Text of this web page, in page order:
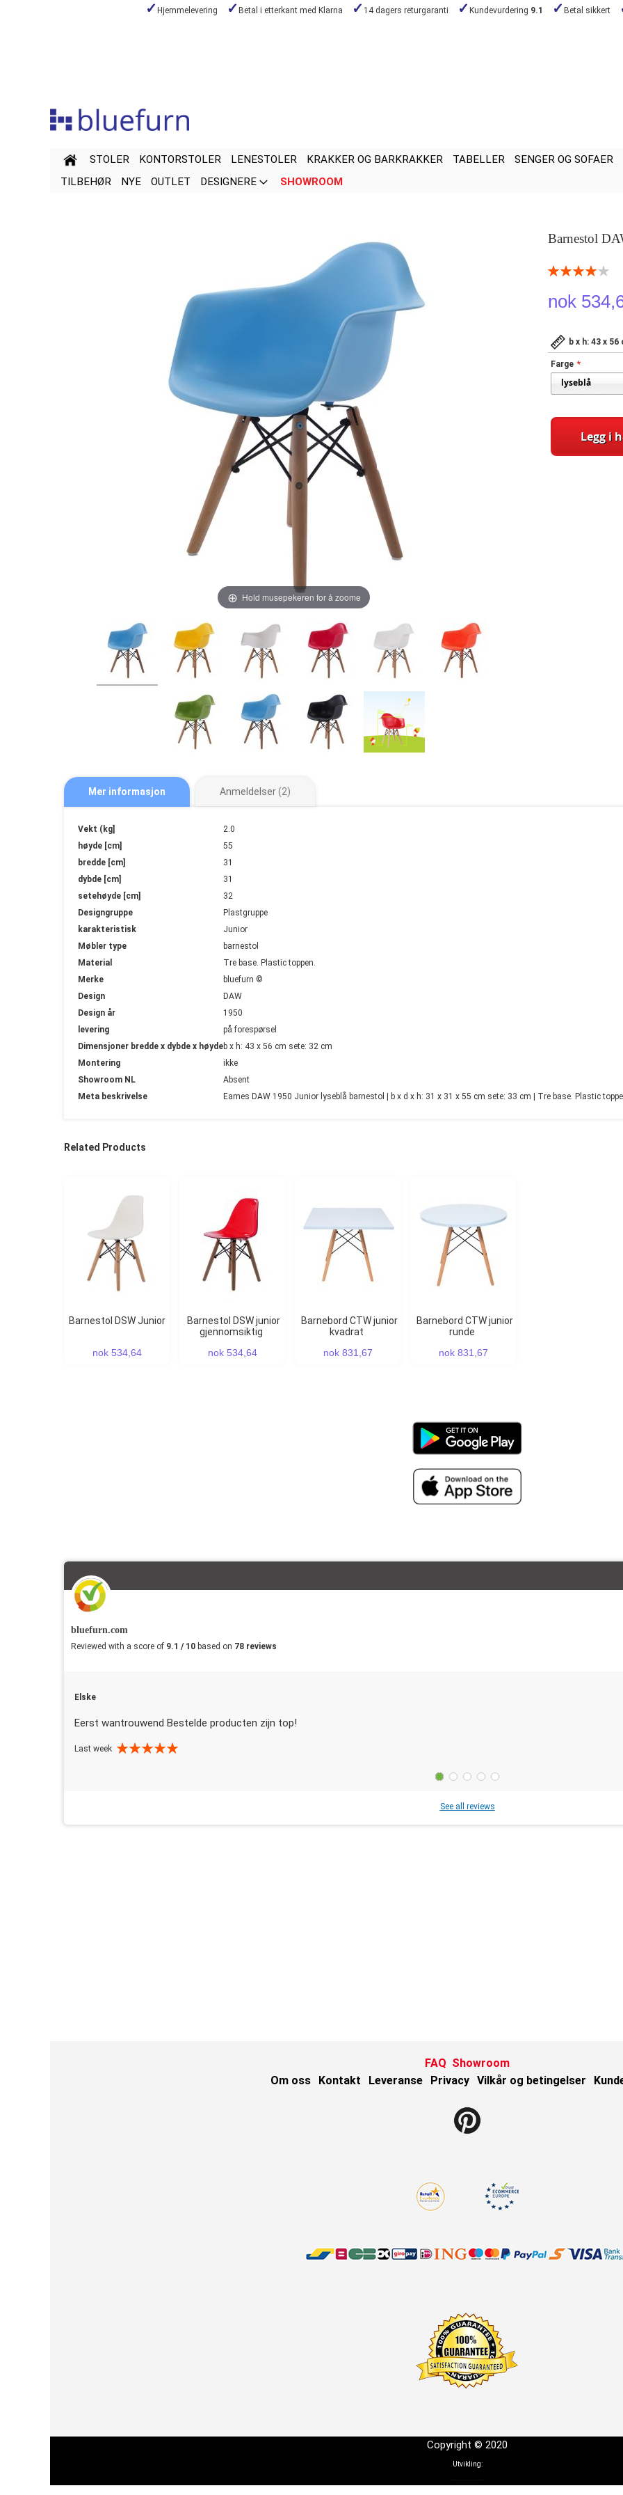
Hjemmelevering Betal i etterkant med Klarna 14 dagers returgaranti Kundevurdering 9.1 Betal sikkert
STOLER KONTORSTOLER LENESTOLER KRAKKER OG BARKRAKKER TABELLER
SENGER OG SOFAER
TILBEHØR
NYE OUTLET DESIGNERE SHOWROOM
Barnestol
Rating:
nok
b x h: 43 x
Farge
Legg i
Hold musepekeren for å zoome
Mer informasjon
Mer
informasjon
Vekt (kg]
2.0
høyde [cm]
55
bredde [cm]
31
dybde [cm]
31
setehøyde [cm]
32
Designgruppe
Plastgruppe
karakteristisk
Junior
Møbler type
barnestol
Material
Tre base. Plastic toppen.
Merke
bluefurn ©
Design
DAW
Design år
1950
levering
på forespørsel
Dimensjoner bredde x dybde x høydeb x h: 43 x 56 cm sete: 32 cm
Montering
ikke
Showroom NL
Absent
Meta beskrivelse
Eames DAW 1950 Junior lyseblå barnestol | b x d x h: 31 x 31 x 55 cm sete: 33 cm | Tre base. Plastic
Anmeldelser 2
Related Products
Barnestol DSW Junior
nok 534,64
Barnestol DSW junior
gjennomsiktig
nok 534,64
Barnebord CTW junior
kvadrat
nok 831,67
Barnebord CTW junior
runde
nok 831,67
bluefurn.com
Reviewed with a score of 9.1 / 10 based on 78 reviews
Elske
Eerst wantrouwend Bestelde producten zijn top!
Last week
See all reviews
FAQ Showroom
Om oss
Kontakt Leveranse Privacy Vilkår og betingelser
Copyright © 2020
Utvikling: